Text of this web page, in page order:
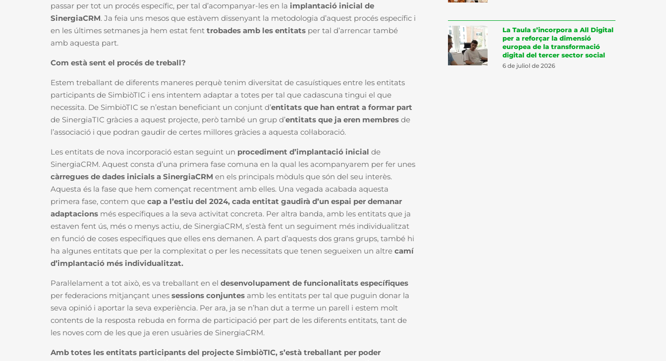
passar per tot un procés específic, per tal d’acompanyar-les en la implantació inicial de
SinergiaCRM. Ja feia uns mesos que estàvem dissenyant la metodologia d’aquest procés específic i
en les últimes setmanes ja hem estat fent trobades amb les entitats per tal d’arrencar també
amb aquesta part.
Com està sent el procés de treball?
Estem treballant de diferents maneres perquè tenim diversitat de casuístiques entre les entitats
participants de SimbiòTIC i ens intentem adaptar a totes per tal que cadascuna tingui el que
necessita. De SimbiòTIC se n’estan beneficiant un conjunt d’entitats que han entrat a formar part
de SinergiaTIC gràcies a aquest projecte, però també un grup d’entitats que ja eren membres de
l’associació i que podran gaudir de certes millores gràcies a aquesta col·laboració.
Les entitats de nova incorporació estan seguint un procediment d’implantació inicial de
SinergiaCRM. Aquest consta d’una primera fase comuna en la qual les acompanyarem per fer unes
càrregues de dades inicials a SinergiaCRM en els principals mòduls que són del seu interès.
Aquesta és la fase que hem començat recentment amb elles. Una vegada acabada aquesta
primera fase, contem que cap a l’estiu del 2024, cada entitat gaudirà d’un espai per demanar
adaptacions més específiques a la seva activitat concreta. Per altra banda, amb les entitats que ja
estaven fent ús, més o menys actiu, de SinergiaCRM, s’està fent un seguiment més individualitzat
en funció de coses específiques que elles ens demanen. A part d’aquests dos grans grups, també hi
ha algunes entitats que per la complexitat o per les necessitats que tenen segueixen un altre camí
d’implantació més individualitzat.
Paral·lelament a tot això, es va treballant en el desenvolupament de funcionalitats específiques
per federacions mitjançant unes sessions conjuntes amb les entitats per tal que puguin donar la
seva opinió i aportar la seva experiència. Per ara, ja se n’han dut a terme un parell i estem molt
contents de la resposta rebuda en forma de participació per part de les diferents entitats, tant de
les noves com de les que ja eren usuàries de SinergiaCRM.
Amb totes les entitats participants del projecte SimbiòTIC, s’està treballant per poder
La Taula s’incorpora a All Digital
per a reforçar la dimensió
europea de la transformació
digital del tercer sector social
6 de juliol de 2026